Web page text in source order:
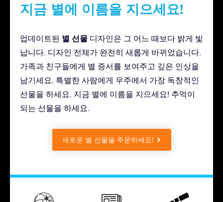
지금 별에 이름을 지으세요!
업데이트된 별 선물 디자인은 그 어느 때보다 밝게 빛
납니다. 디자인 전체가 완전히 새롭게 바뀌었습니다.
가족과 친구들에게 별 증서를 보여주고 깊은 인상을
남기세요. 특별한 사람에게 우주에서 가장 독창적인
선물을 하세요. 지금 별에 이름을 지으세요! 추억이
되는 선물을 하세요.
새로운 별 선물을 주문하세요!